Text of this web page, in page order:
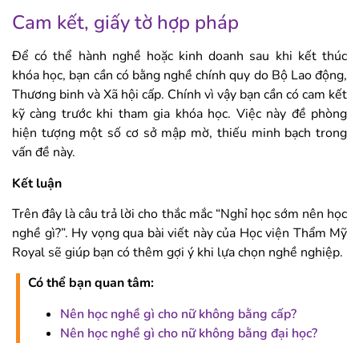
Cam kết, giấy tờ hợp pháp
Để có thể hành nghề hoặc kinh doanh sau khi kết thúc
khóa học, bạn cần có bằng nghề chính quy do Bộ Lao động,
Thương binh và Xã hội cấp. Chính vì vậy bạn cần có cam kết
kỹ càng trước khi tham gia khóa học. Việc này đề phòng
hiện tượng một số cơ sở mập mờ, thiếu minh bạch trong
vấn đề này.
Kết luận
Trên đây là câu trả lời cho thắc mắc “Nghỉ học sớm nên học
nghề gì?”. Hy vọng qua bài viết này của Học viện Thẩm Mỹ
Royal sẽ giúp bạn có thêm gợi ý khi lựa chọn nghề nghiệp.
Có thể bạn quan tâm:
Nên học nghề gì cho nữ không bằng cấp?
Nên học nghề gì cho nữ không bằng đại học?